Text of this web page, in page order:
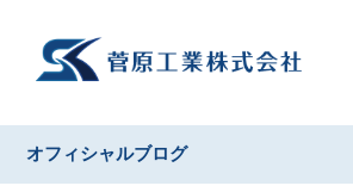
オフィシャルブログ